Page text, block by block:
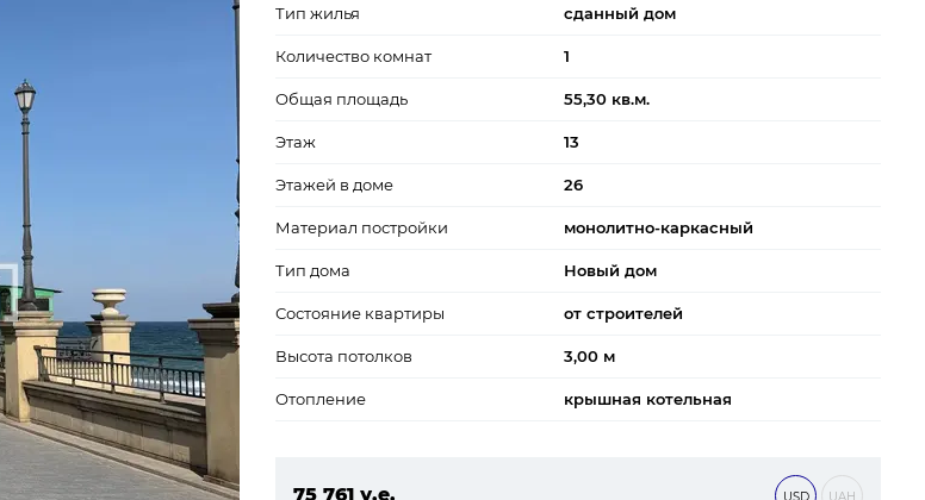
Тип жилья сданный дом
Количество комнат 1
Общая площадь 55,30 кв.м.
Этаж 13
Этажей в доме 26
Материал постройки монолитно-каркасный
Тип дома Новый дом
Состояние квартиры от строителей
Высота потолков 3,00 м
Отопление крышная котельная
75 761 у.е.
USD UAH